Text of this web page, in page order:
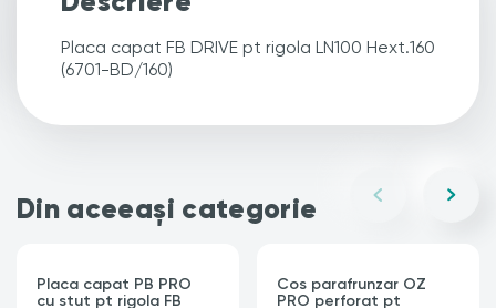
Placa capat FB DRIVE pt rigola LN100 Hext.160
(6701-BD/160)
Din aceeași categorie
Placa capat PB PRO
cu stut pt rigola FB
Cos parafrunzar OZ
PRO perforat pt